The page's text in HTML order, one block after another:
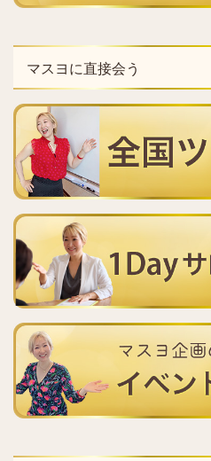
マスヨに直接会う